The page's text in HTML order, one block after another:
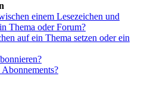
einem Lesezeichen und
Thema oder Forum?
auf ein Thema setzen oder ein